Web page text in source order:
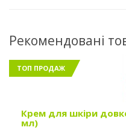
Рекомендовані
ТОП ПРОДАЖ
Крем для шкіри
мл)